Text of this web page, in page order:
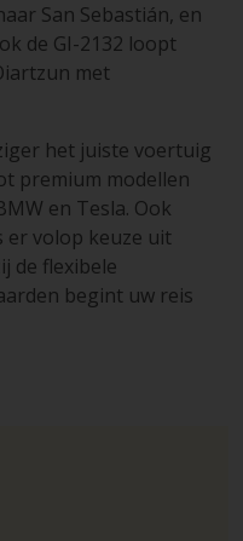
San Sebastián, en
de GI-2132 loopt
met
het juiste voertuig
premium modellen
en Tesla. Ook
er volop keuze uit
de flexibele
begint uw reis